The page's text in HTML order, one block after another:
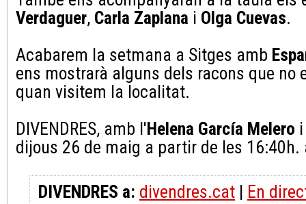
Verdaguer, Carla Zaplana i Olga Cuevas.
Acabarem la setmana a Sitges amb
ens mostrarà alguns dels racons que no
quan visitem la localitat.
DIVENDRES, amb l'Helena García Melero
dijous 26 de maig a partir de les 16:40h.
DIVENDRES a: divendres.cat | En